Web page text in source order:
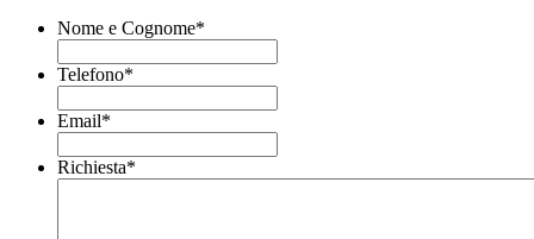
Nome e Cognome*
Telefono*
Email*
Richiesta*